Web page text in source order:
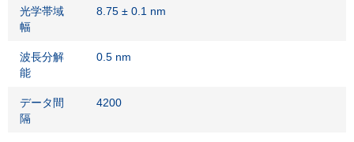
光学帯域
幅
8.75 ± 0.1 nm
波長分解
能
0.5 nm
データ間
隔
4200